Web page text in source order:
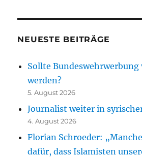
NEUESTE BEITRÄGE
Sollte Bundeswehrwerbung
werden?
5. August 2026
Journalist weiter in
4. August 2026
Florian Schroeder:
dafür, dass Islamisten